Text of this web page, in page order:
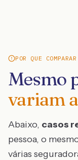
POR QUE
Mesmo
variam
Abaixo, casos
pessoa, o
várias